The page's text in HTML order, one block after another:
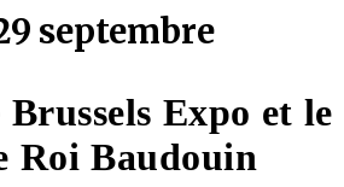
septembre
Brussels Expo et le
Roi Baudouin